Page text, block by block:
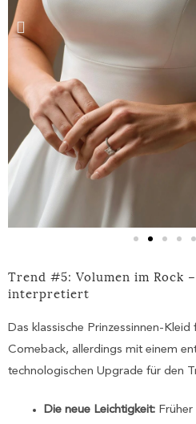
Trend #5: Volumen im Rock
interpretiert
Das klassische Prinzessinnen-
Comeback, allerdings mit einem
technologischen Upgrade für den
Die neue Leichtigkeit: